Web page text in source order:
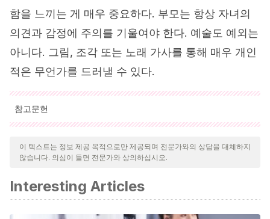
함을 느끼는 게 매우 중요하다. 부모는 항상 자녀의
의견과 감정에 주의를 기울여야 한다. 예술도 예외는
아니다. 그림, 조각 또는 노래 가사를 통해 매우 개인
적은 무언가를 드러낼 수 있다.
참고문헌
인용된 모든 출처는 우리 팀에 의해 집요하게 검토되어 질의의 질,
신뢰성, 시대에 맞음 및 타당성을 보장하기 위해 처리되었습니다.
이 문서의 참고 문헌은 신뢰성이 있으며 학문적 또는 과학적으로 정
(2013). La pintura beneficiosa para el
desarrollo de los niños.
이 텍스트는 정보 제공 목적으로만 제공되며 전문가와의 상담을 대체하지
않습니다. 의심이 들면 전문가와 상의하십시오.
Interesting Articles